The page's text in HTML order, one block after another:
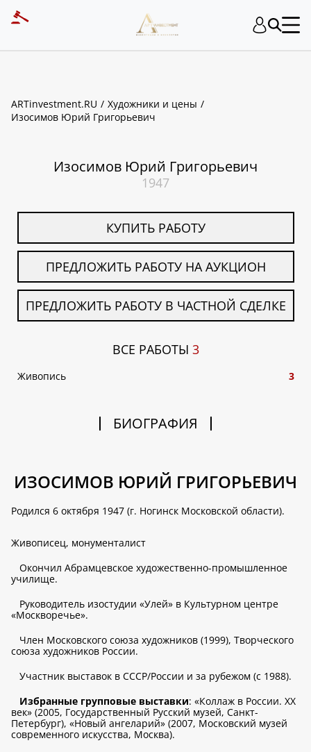
ARTinvestment.RU
Художники и цены
Изосимов Юрий Григорьевич
Изосимов Юрий Григорьевич
1947
КУПИТЬ РАБОТУ
ПРЕДЛОЖИТЬ РАБОТУ НА АУКЦИОН
ПРЕДЛОЖИТЬ РАБОТУ В ЧАСТНОЙ СДЕЛКЕ
ВСЕ РАБОТЫ 3
Живопись 3
БИОГРАФИЯ
ИЗОСИМОВ ЮРИЙ ГРИГОРЬЕВИЧ
Родился 6 октября 1947 (г. Ногинск Московской области).
Живописец, монументалист
Окончил Абрамцевское художественно-промышленное
училище.
Руководитель изостудии «Улей» в Культурном центре
«Москворечье».
Член Московского союза художников (1999), Творческого
союза художников России.
Участник выставок в СССР/России и за рубежом (с 1988).
Избранные групповые выставки: «Коллаж в России. XX
век» (2005, Государственный Русский музей, Санкт-
Петербург), «Новый ангеларий» (2007, Московский музей
современного искусства, Москва).